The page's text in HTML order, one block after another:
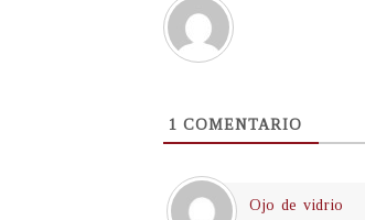
1 COMENTARIO
Ojo de vidrio